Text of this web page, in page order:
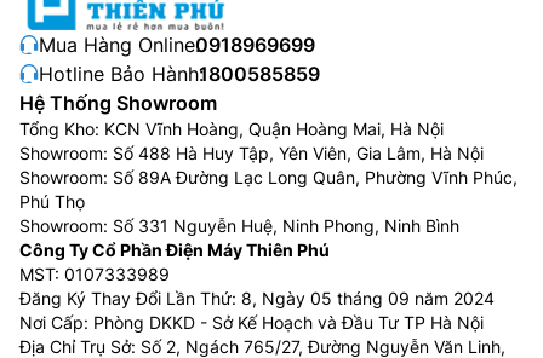
Hệ điều hành One UI Tizen mang đến một trải nghiệm
liền mạch và nhất quán cho mọi thiết bị Samsung. Hệ
điều hành Samsung Tizen OS cho phép bạn tận dụng
các tính năng sáng tạo mới nhất của Samsung – bao
gồm truy cập nhanh nội dung yêu thích, quản lý AI tiện
lợi và bảo mật tuyệt đối với Samsung Knox Security.
Thêm vào đó, One UI Tizen còn được hỗ trợ nâng cấp
hệ điều hành trong 7 năm tới, để bạn luôn được trải
nghiệm các ứng dụng và dịch vụ mới nhất.
Mua Hàng Online:0918969699
Hotline Bảo Hành:1800585859
Hệ Thống Showroom
Tổng Kho: KCN Vĩnh Hoàng, Quận Hoàng Mai, Hà Nội
Showroom: Số 488 Hà Huy Tập, Yên Viên, Gia Lâm, Hà Nội
Showroom: Số 89A Đường Lạc Long Quân, Phường Vĩnh Phúc,
Phú Thọ
Showroom: Số 331 Nguyễn Huệ, Ninh Phong, Ninh Bình
Công Ty Cổ Phần Điện Máy Thiên Phú
MST: 0107333989
Đăng Ký Thay Đổi Lần Thứ: 8, Ngày 05 tháng 09 năm 2024
Nơi Cấp: Phòng DKKD - Sở Kế Hoạch và Đầu Tư TP Hà Nội
Địa Chỉ Trụ Sở: Số 2, Ngách 765/27, Đường Nguyễn Văn Linh,